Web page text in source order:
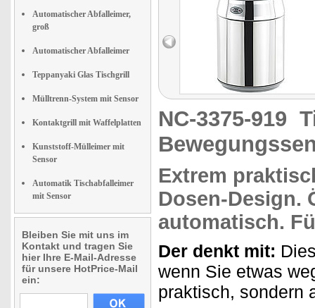
Automatischer Abfalleimer,
groß
Automatischer Abfalleimer
Teppanyaki Glas Tischgrill
Mülltrenn-System mit Sensor
Kontaktgrill mit Waffelplatten
Kunststoff-Mülleimer mit
Sensor
Automatik Tischabfalleimer
mit Sensor
Bleiben Sie mit uns im
Kontakt und tragen Sie
hier Ihre E-Mail-Adresse
für unsere HotPrice-Mail
ein:
NC-3375-919
Extrem
Dosen-Design.
automatisch.
Der denkt mit:
wenn Sie etwas
praktisch, sondern